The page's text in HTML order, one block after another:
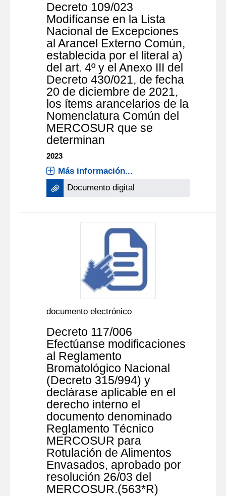
Decreto 109/023
Modifícanse en la Lista
Nacional de Excepciones
al Arancel Externo Común,
establecida por el literal a)
del art. 4º y el Anexo III del
Decreto 430/021, de fecha
20 de diciembre de 2021,
los ítems arancelarios de la
Nomenclatura Común del
MERCOSUR que se
determinan
2023
Más información...
Documento digital
documento electrónico
Decreto 117/006
Efectúanse modificaciones
al Reglamento
Bromatológico Nacional
(Decreto 315/994) y
declárase aplicable en el
derecho interno el
documento denominado
Reglamento Técnico
MERCOSUR para
Rotulación de Alimentos
Envasados, aprobado por
resolución 26/03 del
MERCOSUR.(563*R)